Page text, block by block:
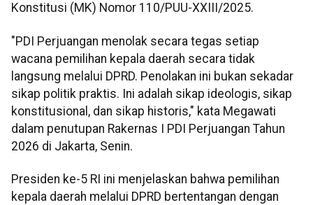
Konstitusi (MK) Nomor 110/PUU-XXIII/2025.
"PDI Perjuangan menolak secara tegas setiap
wacana pemilihan kepala daerah secara tidak
langsung melalui DPRD. Penolakan ini bukan sekadar
sikap politik praktis. Ini adalah sikap ideologis, sikap
konstitusional, dan sikap historis," kata Megawati
dalam penutupan Rakernas I PDI Perjuangan Tahun
2026 di Jakarta, Senin.
Presiden ke-5 RI ini menjelaskan bahwa pemilihan
kepala daerah melalui DPRD bertentangan dengan